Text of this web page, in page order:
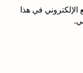
في هذا